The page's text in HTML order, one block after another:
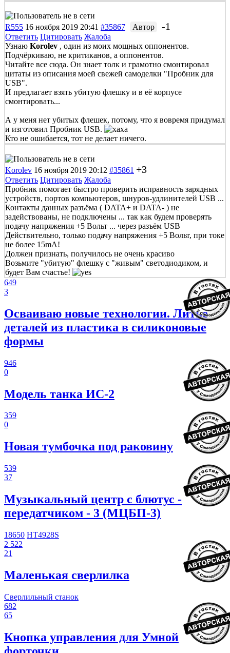
R555 16 ноября 2019 20:41 #35867 Автор -1
Ответить Цитировать Жалоба
Узнаю Korolev , один из моих мощных оппонентов.
Подчёркиваю, не критиканов, а оппонентов.
Читайте все сюда. Он знает толк и грамотно смонтировал
цитаты из описания моей свежей самоделки "Пробник для
USB".
И предлагает взять убитую флешку и в её корпусе
смонтировать...
А у меня нет убитых флешек, потому, что я вовремя придумал
и изготовил Пробник USB.
Кто не ошибается, тот не делает ничего.
Korolev 16 ноября 2019 20:12 #35861 +3
Ответить Цитировать Жалоба
Пробник помогает быстро проверить исправность зарядных
устройств, портов компьютеров, шнуров-удлинителей USB ...
Контакты данных разъёма ( DATA+ и DATA- ) не
задействованы, не подключены ... так как будем проверять
подачу напряжения +5 Вольт ... через разъём USB
Действительно, только подачу напряжения +5 Вольт, при токе
не более 15mA!
Должен признать, получилось не очень красиво
Возьмите "убитую" флешку с "живым" светодиодиком, и
будет Вам счастье!
649
3
Осваиваю новые технологии. Литье
деталей из пластика в силиконовые
формы
946
0
Модель танка ИС-2
359
0
Новая тумбочка под раковину
539
37
Музыкальный центр с блютус -
передатчиком - 3 (МЦБП-3)
18650 HT4928S
2 522
21
Маленькая сверлилка
Сверлильный станок
682
65
Кнопка управления для Умной